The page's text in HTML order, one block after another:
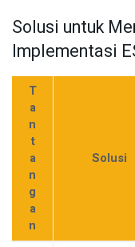
Solusi untuk
Implementasi
T
a
n
t
a
n
g
a
n
Solusi